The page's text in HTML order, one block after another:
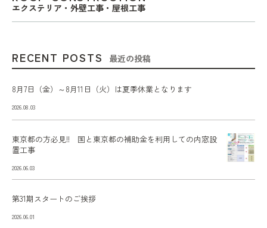
エクステリア・外壁工事・屋根工事
RECENT POSTS 最近の投稿
8月7日（金）～8月11日（火）は夏季休業となります
2026.08.03
東京都の方必見!! 国と東京都の補助金を利用しての内窓設
置工事
2026.06.03
第31期スタートのご挨拶
2026.06.01